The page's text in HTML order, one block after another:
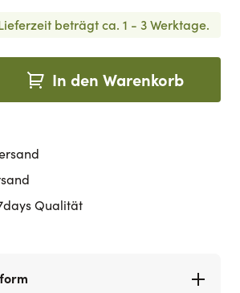
beträgt ca. 1 - 3 Werktage.
In den Warenkorb
Qualität